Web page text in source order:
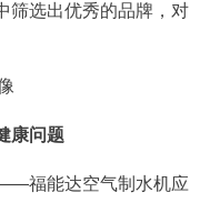
筛选出优秀的品牌，对
康问题
福能达空气制水机应